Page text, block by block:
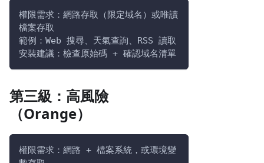
權限需求：網路存取（限定域名）或唯讀
檔案存取
範例：Web 搜尋、天氣查詢、RSS 讀取
安裝建議：檢查原始碼 + 確認域名清單
第三級：高風險
（Orange）
權限需求：網路 + 檔案系統，或環境變